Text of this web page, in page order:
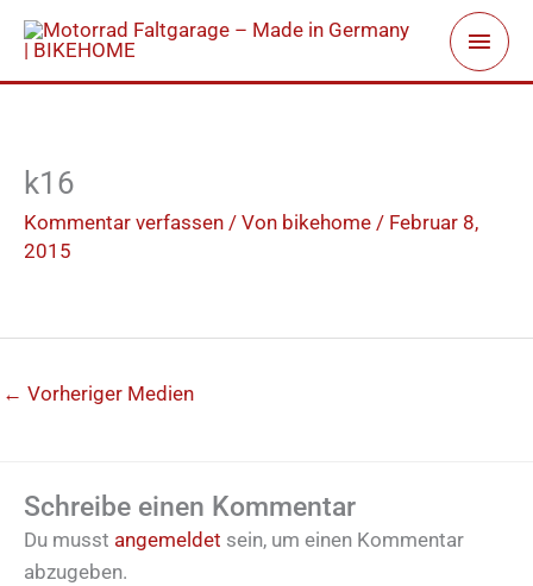
Zum
Inhalt
springen
k16
Kommentar verfassen / Von bikehome / Februar 8,
2015
← Vorheriger Medien
Schreibe einen Kommentar
Du musst angemeldet sein, um einen Kommentar
abzugeben.